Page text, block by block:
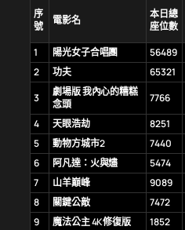
序
號
電影名
本日總
座位數
1 陽光女子合唱團 56489
2
功夫 65321
3
劇場版 我內心的糟糕
念頭
7766
4
天眼浩劫 8251
5
動物方城市2 7440
6
阿凡達：火與燼 5474
7
山羊巔峰 9089
8
關鍵公敵 7472
9
魔法公主 4K修復版 1852